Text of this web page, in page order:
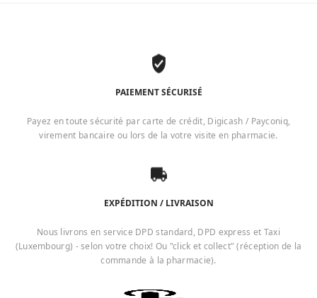
PAIEMENT SÉCURISÉ
Payez en toute sécurité par carte de crédit, Digicash / Payconiq,
virement bancaire ou lors de la votre visite en pharmacie.
EXPÉDITION / LIVRAISON
Nous livrons en service DPD standard, DPD express et Taxi
(Luxembourg) - selon votre choix! Ou "click et collect" (réception de la
commande à la pharmacie).